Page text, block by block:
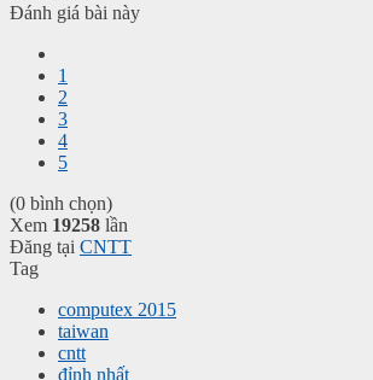
Đánh giá bài này
1
2
3
4
5
(0 bình chọn)
Xem 19258 lần
Đăng tại CNTT
Tag
computex 2015
taiwan
cntt
đỉnh nhất